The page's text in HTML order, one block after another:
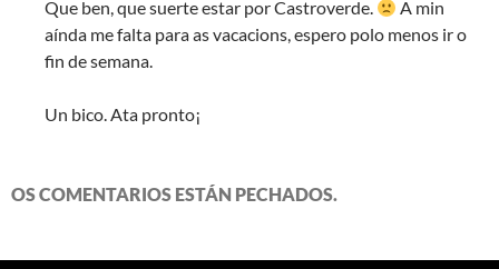
Que ben, que suerte estar por Castroverde.
A min
aínda me falta para as vacacions, espero polo menos ir o
fin de semana.
Un bico. Ata pronto¡
OS COMENTARIOS ESTÁN PECHADOS.